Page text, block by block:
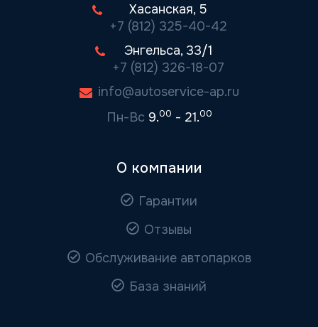
Хасанская, 5
+7 (812) 325-40-42
Энгельса, 33/1
+7 (812) 326-18-07
info@autoservice-ap.ru
Пн-Вс 9.00 - 21.00
О компании
Гарантии
Отзывы
Обслуживание автопарков
База знаний